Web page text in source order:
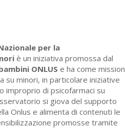
per la
è un iniziativa promossa dal
ONLUS e ha come mission
su minori, in particolare iniziative
improprio di psicofarmaci su
si giova del supporto
Onlus e alimenta di contenuti le
promosse tramite